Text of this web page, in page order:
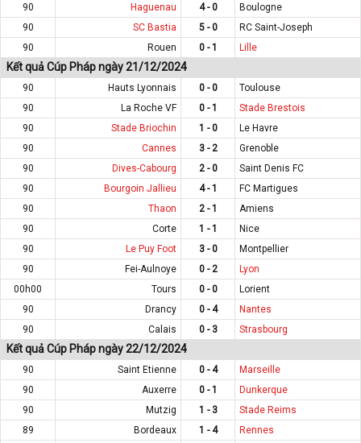
90
Haguenau 4 - 0
Boulogne
90
SC Bastia 5 - 0
RC Saint-Joseph
90
Rouen 0 - 1 Lille
Kết quả Cúp Pháp ngày 21/12/2024
90 Hauts Lyonnais 0 - 0
Toulouse
90
La Roche VF 0 - 1
Stade Brestois
90
Stade Briochin 1 - 0
Le Havre
90
Cannes 3 - 2
Grenoble
90
Dives-Cabourg 2 - 0
Saint Denis FC
90
Bourgoin Jallieu 4 - 1
FC Martigues
90
Thaon 2 - 1
Amiens
90
Corte 1 - 1
Nice
90
Le Puy Foot 3 - 0
Montpellier
90
Fei-Aulnoye 0 - 2
Lyon
00h00
Tours 0 - 0
Lorient
90
Drancy 0 - 4
Nantes
90
Calais 0 - 3 Strasbourg
Kết quả Cúp Pháp ngày 22/12/2024
90 Saint Etienne 0 - 4
Marseille
90
Auxerre 0 - 1
Dunkerque
90
Mutzig 1 - 3
Stade Reims
89
Bordeaux 1 - 4
Rennes